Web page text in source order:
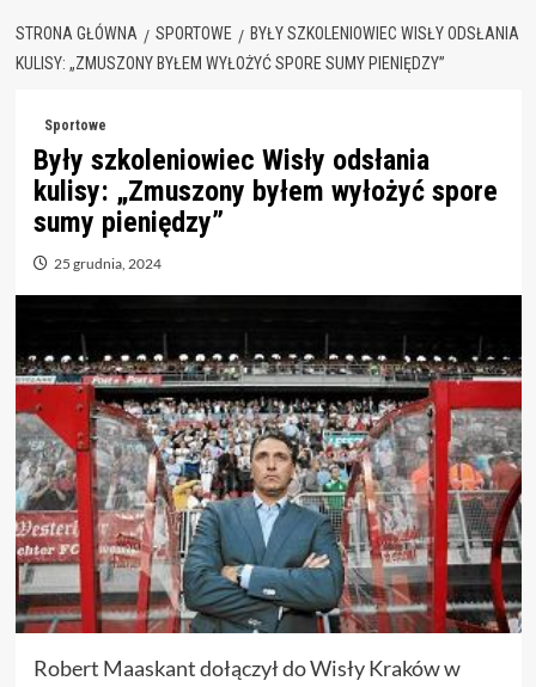
STRONA GŁÓWNA SPORTOWE
BYŁY SZKOLENIOWIEC WISŁY ODSŁANIA
KULISY: „ZMUSZONY BYŁEM WYŁOŻYĆ SPORE SUMY PIENIĘDZY”
Sportowe
Były szkoleniowiec Wisły odsłania
kulisy: „Zmuszony byłem wyłożyć spore
sumy pieniędzy”
25 grudnia, 2024
Robert Maaskant dołączył do Wisły Kraków w